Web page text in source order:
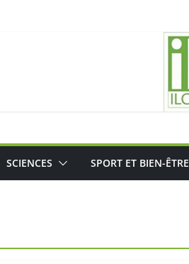
SCIENCES SPORT ET BIEN-ÊTRE